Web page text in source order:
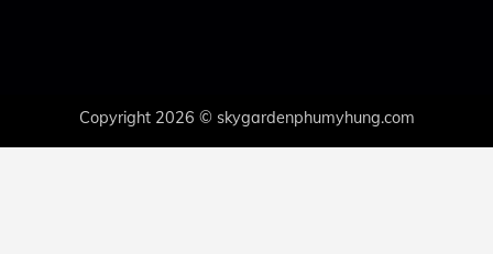
Copyright 2026 © skygardenphumyhung.com